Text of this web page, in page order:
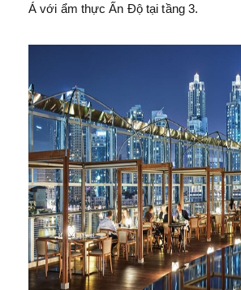
Á với ẩm thực Ấn Độ tại tầng 3.